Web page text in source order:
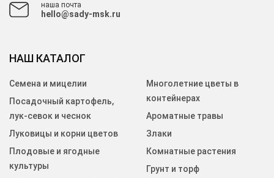
наша почта
hello@sady-msk.ru
НАШ КАТАЛОГ
Семена и мицелии
Посадочный картофель,
лук-севок и чеснок
Луковицы и корни цветов
Плодовые и ягодные
культуры
Многолетние цветы в
контейнерах
Ароматные травы
Злаки
Комнатные растения
Грунт и торф